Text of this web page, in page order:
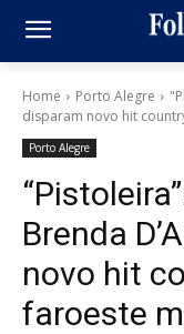
Home Porto Alegre
disparam novo hit
Porto Alegre
Brenda
novo hit
faroeste